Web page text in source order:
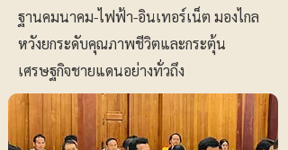
ฐานคมนาคม-ไฟฟ้า-อินเทอร์เน็ต มองไกล
หวังยกระดับคุณภาพชีวิตและกระตุ้น
เศรษฐกิจชายแดนอย่างทั่วถึง